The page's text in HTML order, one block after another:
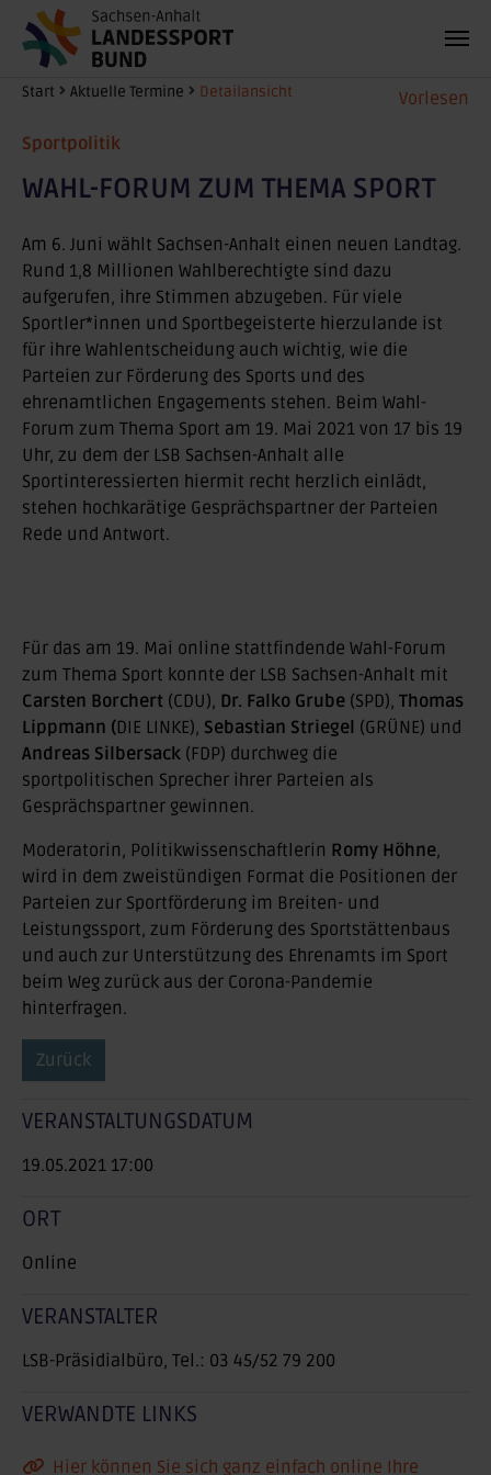
Zum Hauptinhalt springen Vorlesen
Sie sind hier:
Start Aktuelle Termine Detailansicht
Sportpolitik
WAHL-FORUM ZUM THEMA SPORT
Am 6. Juni wählt Sachsen-Anhalt einen neuen Landtag.
Rund 1,8 Millionen Wahlberechtigte sind dazu
aufgerufen, ihre Stimmen abzugeben. Für viele
Sportler*innen und Sportbegeisterte hierzulande ist
für ihre Wahlentscheidung auch wichtig, wie die
Parteien zur Förderung des Sports und des
ehrenamtlichen Engagements stehen. Beim Wahl-
Forum zum Thema Sport am 19. Mai 2021 von 17 bis 19
Uhr, zu dem der LSB Sachsen-Anhalt alle
Sportinteressierten hiermit recht herzlich einlädt,
stehen hochkarätige Gesprächspartner der Parteien
Rede und Antwort.
Für das am 19. Mai online stattfindende Wahl-Forum
zum Thema Sport konnte der LSB Sachsen-Anhalt mit
Carsten Borchert (CDU), Dr. Falko Grube (SPD), Thomas
Lippmann (DIE LINKE), Sebastian Striegel (GRÜNE) und
Andreas Silbersack (FDP) durchweg die
sportpolitischen Sprecher ihrer Parteien als
Gesprächspartner gewinnen.
Moderatorin, Politikwissenschaftlerin Romy Höhne,
wird in dem zweistündigen Format die Positionen der
Parteien zur Sportförderung im Breiten- und
Leistungssport, zum Förderung des Sportstättenbaus
und auch zur Unterstützung des Ehrenamts im Sport
beim Weg zurück aus der Corona-Pandemie
hinterfragen.
Zurück
VERANSTALTUNGSDATUM
19.05.2021 17:00
ORT
Online
VERANSTALTER
LSB-Präsidialbüro, Tel.: 03 45/52 79 200
VERWANDTE LINKS
Hier können Sie sich ganz einfach online Ihre